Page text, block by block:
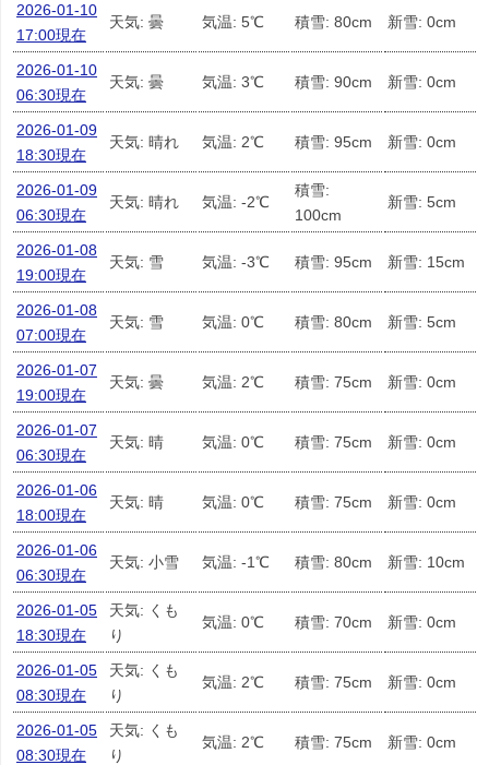
2026-01-10
17:00現在
天気: 曇 気温: 5℃ 積雪: 80cm 新雪: 0cm
2026-01-10
06:30現在
天気: 曇 気温: 3℃ 積雪: 90cm 新雪: 0cm
2026-01-09
18:30現在
天気: 晴れ 気温: 2℃ 積雪: 95cm 新雪: 0cm
2026-01-09
06:30現在
天気: 晴れ 気温: -2℃
積雪:
100cm
新雪: 5cm
2026-01-08
19:00現在
天気: 雪 気温: -3℃ 積雪: 95cm 新雪: 15cm
2026-01-08
07:00現在
天気: 雪 気温: 0℃ 積雪: 80cm 新雪: 5cm
2026-01-07
19:00現在
天気: 曇 気温: 2℃ 積雪: 75cm 新雪: 0cm
2026-01-07
06:30現在
天気: 晴 気温: 0℃ 積雪: 75cm 新雪: 0cm
2026-01-06
18:00現在
天気: 晴 気温: 0℃ 積雪: 75cm 新雪: 0cm
2026-01-06
06:30現在
天気: 小雪 気温: -1℃ 積雪: 80cm 新雪: 10cm
2026-01-05
18:30現在
天気: くも
り
気温: 0℃ 積雪: 70cm 新雪: 0cm
2026-01-05
08:30現在
天気: くも
り
気温: 2℃ 積雪: 75cm 新雪: 0cm
2026-01-05
08:30現在
天気: くも
り
気温: 2℃ 積雪: 75cm 新雪: 0cm